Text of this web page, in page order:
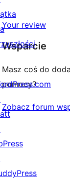
1-
gwiazdkowych
Your review
Wsparcie
Masz coś do
pomocy?
Zobacz forum